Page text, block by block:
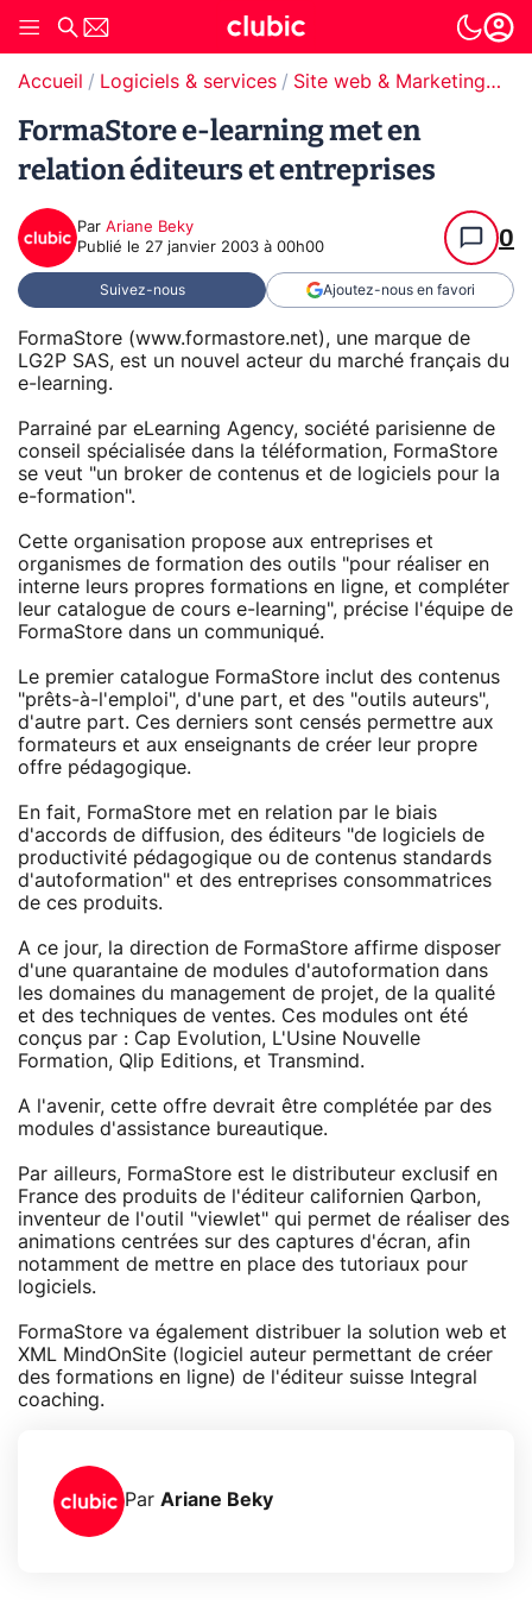
Accueil Logiciels & services Site web & Marketing Digital
FormaStore e-learning met en
relation éditeurs et entreprises
Par Ariane Beky
Publié le 27 janvier 2003 à 00h00 0
Suivez-nous Ajoutez-nous en favori
FormaStore (www.formastore.net), une marque de
LG2P SAS, est un nouvel acteur du marché français du
e-learning.
Parrainé par eLearning Agency, société parisienne de
conseil spécialisée dans la téléformation, FormaStore
se veut "un broker de contenus et de logiciels pour la
e-formation".
Cette organisation propose aux entreprises et
organismes de formation des outils "pour réaliser en
interne leurs propres formations en ligne, et compléter
leur catalogue de cours e-learning", précise l'équipe de
FormaStore dans un communiqué.
Le premier catalogue FormaStore inclut des contenus
"prêts-à-l'emploi", d'une part, et des "outils auteurs",
d'autre part. Ces derniers sont censés permettre aux
formateurs et aux enseignants de créer leur propre
offre pédagogique.
En fait, FormaStore met en relation par le biais
d'accords de diffusion, des éditeurs "de logiciels de
productivité pédagogique ou de contenus standards
d'autoformation" et des entreprises consommatrices
de ces produits.
A ce jour, la direction de FormaStore affirme disposer
d'une quarantaine de modules d'autoformation dans
les domaines du management de projet, de la qualité
et des techniques de ventes. Ces modules ont été
conçus par : Cap Evolution, L'Usine Nouvelle
Formation, Qlip Editions, et Transmind.
A l'avenir, cette offre devrait être complétée par des
modules d'assistance bureautique.
Par ailleurs, FormaStore est le distributeur exclusif en
France des produits de l'éditeur californien Qarbon,
inventeur de l'outil "viewlet" qui permet de réaliser des
animations centrées sur des captures d'écran, afin
notamment de mettre en place des tutoriaux pour
logiciels.
FormaStore va également distribuer la solution web et
XML MindOnSite (logiciel auteur permettant de créer
des formations en ligne) de l'éditeur suisse Integral
coaching.
Par Ariane Beky